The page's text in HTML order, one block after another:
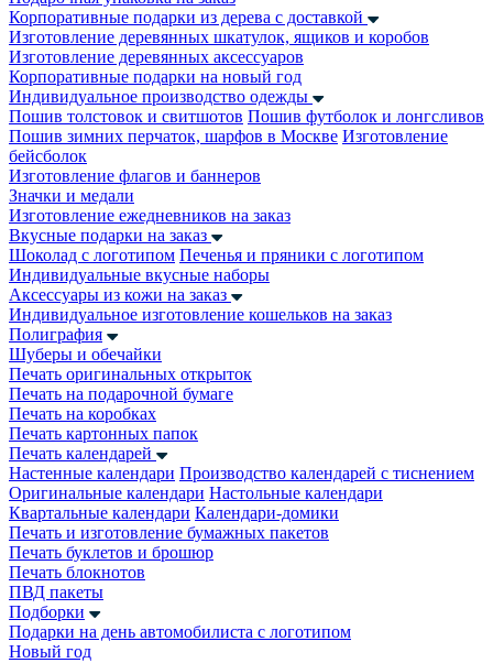
Корпоративные подарки из дерева с доставкой
Изготовление деревянных шкатулок, ящиков и коробов
Изготовление деревянных аксессуаров
Корпоративные подарки на новый год
Индивидуальное производство одежды
Пошив толстовок и свитшотов Пошив футболок и лонгсливов
Пошив зимних перчаток, шарфов в Москве Изготовление
бейсболок
Изготовление флагов и баннеров
Значки и медали
Изготовление ежедневников на заказ
Вкусные подарки на заказ
Шоколад с логотипом Печенья и пряники с логотипом
Индивидуальные вкусные наборы
Аксессуары из кожи на заказ
Индивидуальное изготовление кошельков на заказ
Полиграфия
Шуберы и обечайки
Печать оригинальных открыток
Печать на подарочной бумаге
Печать на коробках
Печать картонных папок
Печать календарей
Настенные календари Производство календарей с тиснением
Оригинальные календари Настольные календари
Квартальные календари Календари-домики
Печать и изготовление бумажных пакетов
Печать буклетов и брошюр
Печать блокнотов
ПВД пакеты
Подборки
Подарки на день автомобилиста с логотипом
Новый год